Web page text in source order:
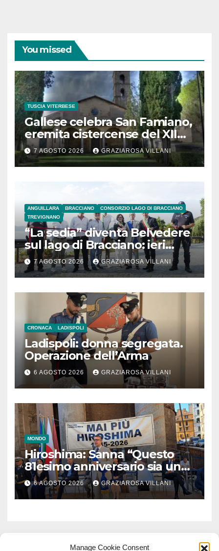
Manage Cookie Consent
You missed
TUSCIA VITERBESE
Gallese celebra San Famiano,
eremita cistercense del XII
secolo
7 AGOSTO 2026 GRAZIAROSA VILLANI
ANGUILLARA BRACCIANO
CONSORZIO LAGO DI BRACCIANO
TREVIGNANO
“La sedia” diventa Belvedere
sul lago di Bracciano: ieri
l’inaugurazione
7 AGOSTO 2026 GRAZIAROSA VILLANI
CRONACA LADISPOLI
Ladispoli: donna segregata.
Operazione dell’Arma
6 AGOSTO 2026 GRAZIAROSA VILLANI
MONDO
Hiroshima: Sanna “Questo
81esimo anniversario sia un
monito per tutti”
6 AGOSTO 2026 GRAZIAROSA VILLANI